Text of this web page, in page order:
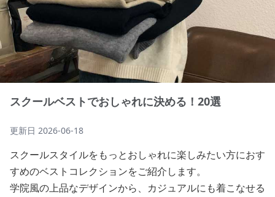
スクールベストでおしゃれに決める！20選
更新日 2026-06-18
スクールスタイルをもっとおしゃれに楽しみたい方におす
すめのベストコレクションをご紹介します。
学院風の上品なデザインから、カジュアルにも着こなせる